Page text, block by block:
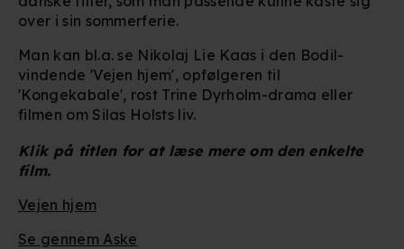
over i sin sommerferie.
Man kan bl.a. se Nikolaj Lie Kaas i den Bodil-
vindende 'Vejen hjem', opfølgeren til
'Kongekabale', rost Trine Dyrholm-drama eller
filmen om Silas Holsts liv.
Klik på titlen for at læse mere om den enkelte
film.
Vejen hjem
Se gennem Aske